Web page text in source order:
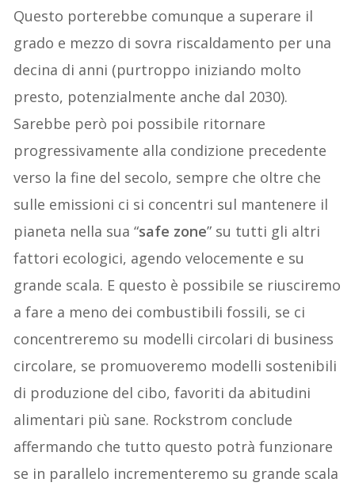
Questo porterebbe comunque a superare il
grado e mezzo di sovra riscaldamento per una
decina di anni (purtroppo iniziando molto
presto, potenzialmente anche dal 2030).
Sarebbe però poi possibile ritornare
progressivamente alla condizione precedente
verso la fine del secolo, sempre che oltre che
sulle emissioni ci si concentri sul mantenere il
pianeta nella sua “safe zone” su tutti gli altri
fattori ecologici, agendo velocemente e su
grande scala. E questo è possibile se riusciremo
a fare a meno dei combustibili fossili, se ci
concentreremo su modelli circolari di business
circolare, se promuoveremo modelli sostenibili
di produzione del cibo, favoriti da abitudini
alimentari più sane. Rockstrom conclude
affermando che tutto questo potrà funzionare
se in parallelo incrementeremo su grande scala